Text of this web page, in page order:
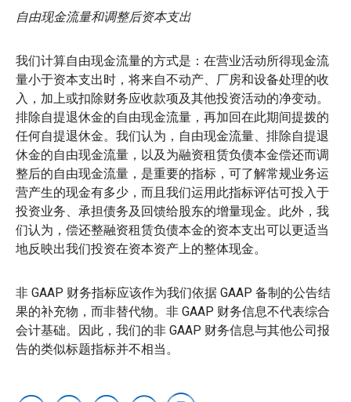
自由现金流量和调整后资本支出
我们计算自由现金流量的方式是：在营业活动所得现金流
量小于资本支出时，将来自不动产、厂房和设备处理的收
入，加上或扣除财务应收款项及其他投资活动的净变动。
排除自提退休金的自由现金流量，再加回在此期间提拨的
任何自提退休金。我们认为，自由现金流量、排除自提退
休金的自由现金流量，以及为融资租赁负债本金偿还而调
整后的自由现金流量，是重要的指标，可了解常规业务运
营产生的现金有多少，而且我们运用此指标评估可投入于
投资业务、承担债务及回馈给股东的增量现金。此外，我
们认为，偿还整融资租赁负债本金的资本支出可以更适当
地反映出我们投资在资本资产上的整体现金。
非 GAAP 财务指标应该作为我们依据 GAAP 备制的公告结
果的补充物，而非替代物。非 GAAP 财务信息不代表综合
会计基础。因此，我们的非 GAAP 财务信息与其他公司报
告的类似标题指标并不相当。